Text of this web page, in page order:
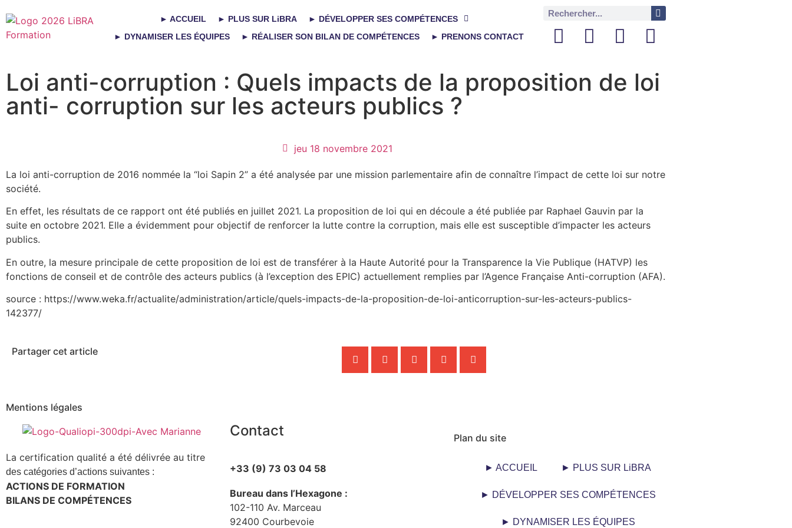
► ACCUEIL ► PLUS SUR LiBRA
► DÉVELOPPER SES COMPÉTENCES
► DYNAMISER LES ÉQUIPES
► RÉALISER SON BILAN DE COMPÉTENCES ► PRENONS CONTACT
Loi anti-corruption : Quels impacts de la proposition de loi
anti- corruption sur les acteurs publics ?
jeu 18 novembre 2021
La loi anti-corruption de 2016 nommée la “loi Sapin 2” a été analysée par une mission parlementaire afin de connaître l’impact de cette loi sur notre
société.
En effet, les résultats de ce rapport ont été publiés en juillet 2021. La proposition de loi qui en découle a été publiée par Raphael Gauvin par la
suite en octobre 2021. Elle a évidemment pour objectif de renforcer la lutte contre la corruption, mais elle est susceptible d’impacter les acteurs
publics.
En outre, la mesure principale de cette proposition de loi est de transférer à la Haute Autorité pour la Transparence la Vie Publique (HATVP) les
fonctions de conseil et de contrôle des acteurs publics (à l’exception des EPIC) actuellement remplies par l’Agence Française Anti-corruption (AFA).
source : https://www.weka.fr/actualite/administration/article/quels-impacts-de-la-proposition-de-loi-anticorruption-sur-les-acteurs-publics-
142377/
Partager cet article
Mentions légales
La certification qualité a été délivrée au titre
des catégories d’actions suivantes :
ACTIONS DE FORMATION
BILANS DE COMPÉTENCES
Contact
+33 (9) 73 03 04 58
Bureau dans l’Hexagone :
102-110 Av. Marceau
92400 Courbevoie
Plan du site
► ACCUEIL ► PLUS SUR LiBRA
► DÉVELOPPER SES COMPÉTENCES
► DYNAMISER LES ÉQUIPES